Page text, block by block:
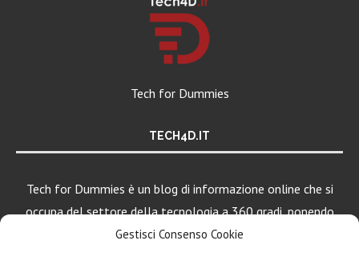
Gestisci Consenso Cookie
Tech for Dummies
TECH4D.IT
Tech for Dummies è un blog di informazione online che si
occupa del settore della tecnologia a 360 gradi, ponendo
una particolare attenzione al mondo Android, Apple e